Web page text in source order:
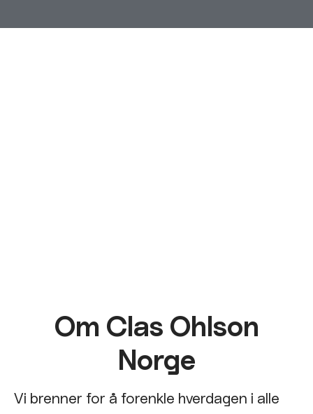
Om Clas Ohlson
Norge
Vi brenner for å forenkle hverdagen i alle